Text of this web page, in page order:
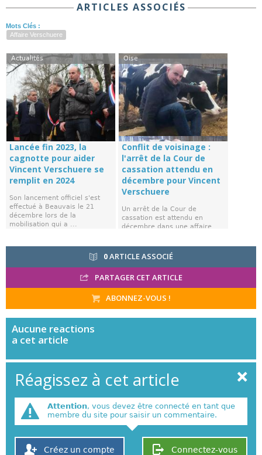
ARTICLES ASSOCIÉS
Mots Clés :
Affaire Verschuere
Actualités
Lancée fin 2023, la
cagnotte pour aider
Vincent Verschuere se
remplit en 2024
Son lancement officiel s'est
effectué à Beauvais le 21
décembre lors de la
mobilisation qui a ...
Oise
Conflit de voisinage :
l'arrêt de la Cour de
cassation attendu en
décembre pour Vincent
Verschuere
Un arrêt de la Cour de
cassation est attendu en
décembre dans une affaire
0ARTICLE ASSOCIÉ
PARTAGER CET ARTICLE
ABONNEZ-VOUS !
Aucune reactions
a cet article
Réagissez à cet article
Attention, vous devez être connecté en tant que
membre du site pour saisir un commentaire.
Connectez-vous
Créez un compte